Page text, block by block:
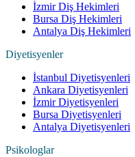
İzmir Diş Hekimleri
Bursa Diş Hekimleri
Antalya Diş Hekimleri
Diyetisyenler
İstanbul Diyetisyenleri
Ankara Diyetisyenleri
İzmir Diyetisyenleri
Bursa Diyetisyenleri
Antalya Diyetisyenleri
Psikologlar